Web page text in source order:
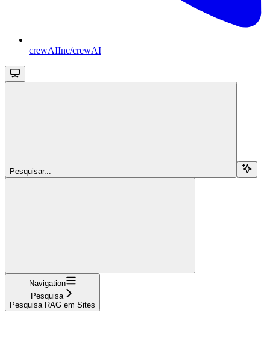
crewAIInc/crewAI
Pesquisar...
Navigation
Pesquisa
Pesquisa RAG em Sites